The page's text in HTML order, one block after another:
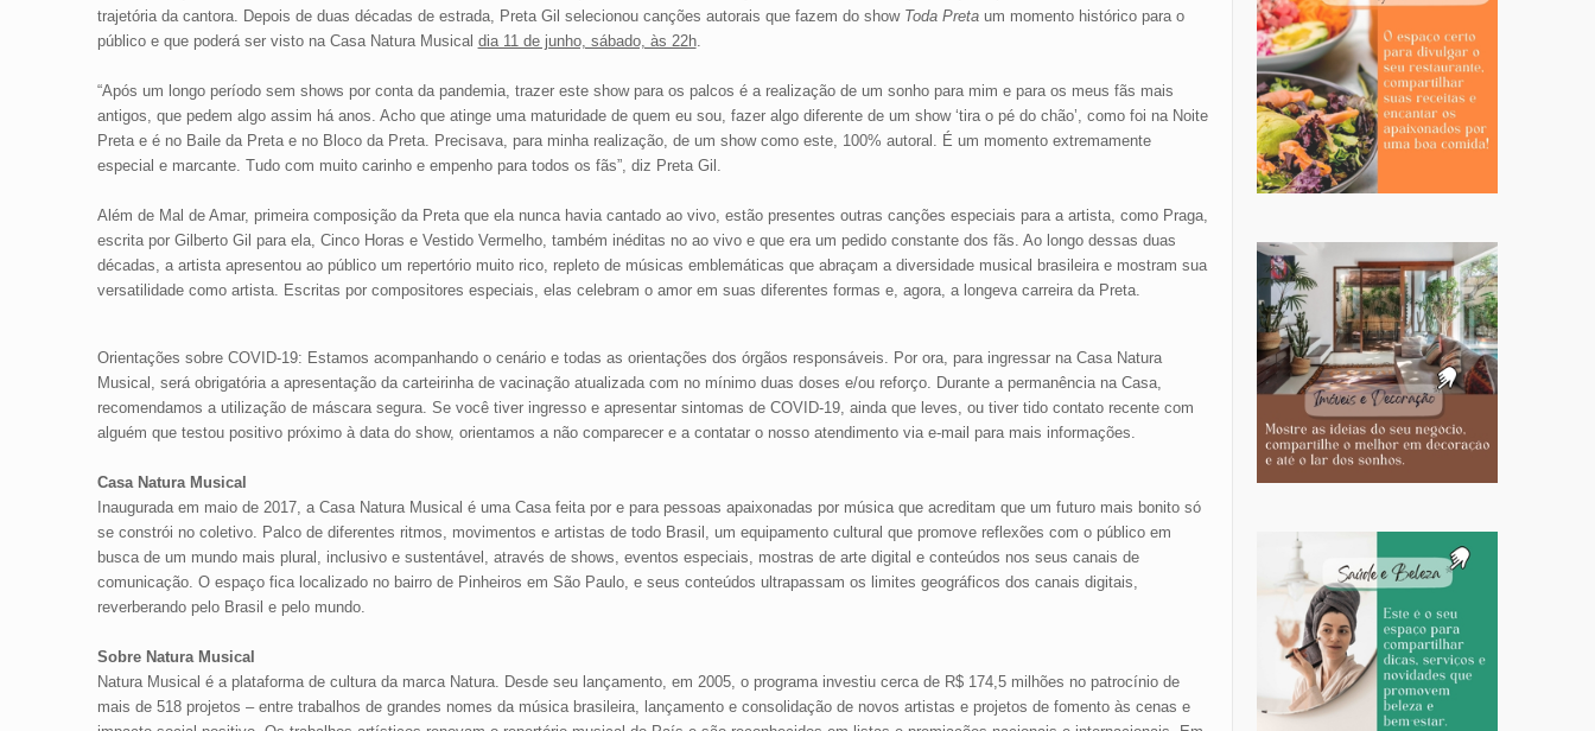
trajetória da cantora. Depois de duas décadas de estrada, Preta Gil selecionou canções autorais que fazem do show Toda Pretaum momento histórico para o
público e que poderá ser visto na Casa Natura Musical dia 11 de junho, sábado, às 22h.
“Após um longo período sem shows por conta da pandemia, trazer este show para os palcos é a realização de um sonho para mim e para os meus fãs mais
antigos, que pedem algo assim há anos. Acho que atinge uma maturidade de quem eu sou, fazer algo diferente de um show ‘tira o pé do chão’, como foi na Noite
Preta e é no Baile da Preta e no Bloco da Preta. Precisava, para minha realização, de um show como este, 100% autoral. É um momento extremamente
especial e marcante. Tudo com muito carinho e empenho para todos os fãs”, diz Preta Gil.
Além de Mal de Amar, primeira composição da Preta que ela nunca havia cantado ao vivo, estão presentes outras canções especiais para a artista, como Praga,
escrita por Gilberto Gil para ela, Cinco Horas e Vestido Vermelho, também inéditas no ao vivo e que era um pedido constante dos fãs. Ao longo dessas duas
décadas, a artista apresentou ao público um repertório muito rico, repleto de músicas emblemáticas que abraçam a diversidade musical brasileira e mostram sua
versatilidade como artista. Escritas por compositores especiais, elas celebram o amor em suas diferentes formas e, agora, a longeva carreira da Preta.
Orientações sobre COVID-19: Estamos acompanhando o cenário e todas as orientações dos órgãos responsáveis. Por ora, para ingressar na Casa Natura
Musical, será obrigatória a apresentação da carteirinha de vacinação atualizada com no mínimo duas doses e/ou reforço. Durante a permanência na Casa,
recomendamos a utilização de máscara segura. Se você tiver ingresso e apresentar sintomas de COVID-19, ainda que leves, ou tiver tido contato recente com
alguém que testou positivo próximo à data do show, orientamos a não comparecer e a contatar o nosso atendimento via e-mail para mais informações.
Casa Natura Musical
Inaugurada em maio de 2017, a Casa Natura Musical é uma Casa feita por e para pessoas apaixonadas por música que acreditam que um futuro mais bonito só
se constrói no coletivo. Palco de diferentes ritmos, movimentos e artistas de todo Brasil, um equipamento cultural que promove reflexões com o público em
busca de um mundo mais plural, inclusivo e sustentável, através de shows, eventos especiais, mostras de arte digital e conteúdos nos seus canais de
comunicação. O espaço fica localizado no bairro de Pinheiros em São Paulo, e seus conteúdos ultrapassam os limites geográficos dos canais digitais,
reverberando pelo Brasil e pelo mundo.
Sobre Natura Musical
Natura Musical é a plataforma de cultura da marca Natura. Desde seu lançamento, em 2005, o programa investiu cerca de R$ 174,5 milhões no patrocínio de
mais de 518 projetos – entre trabalhos de grandes nomes da música brasileira, lançamento e consolidação de novos artistas e projetos de fomento às cenas e